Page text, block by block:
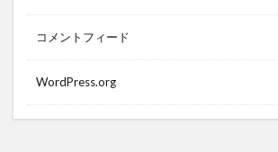
コメントフィード
WordPress.org